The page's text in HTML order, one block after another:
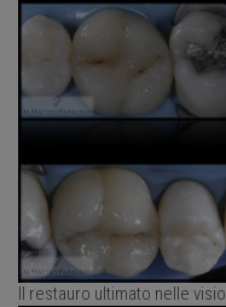
Il restauro ultimato nelle